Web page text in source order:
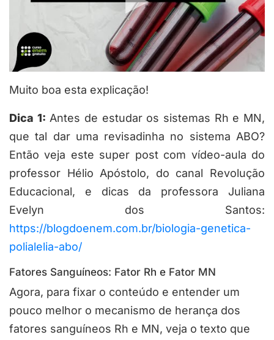
Muito boa esta explicação!
Dica 1: Antes de estudar os sistemas Rh e MN,
que tal dar uma revisadinha no sistema ABO?
Então veja este super post com vídeo-aula do
professor Hélio Apóstolo, do canal Revolução
Educacional, e dicas da professora Juliana
Evelyn dos Santos:
https://blogdoenem.com.br/biologia-genetica-
polialelia-abo/
Fatores Sanguíneos: Fator Rh e Fator MN
Agora, para fixar o conteúdo e entender um
pouco melhor o mecanismo de herança dos
fatores sanguíneos Rh e MN, veja o texto que